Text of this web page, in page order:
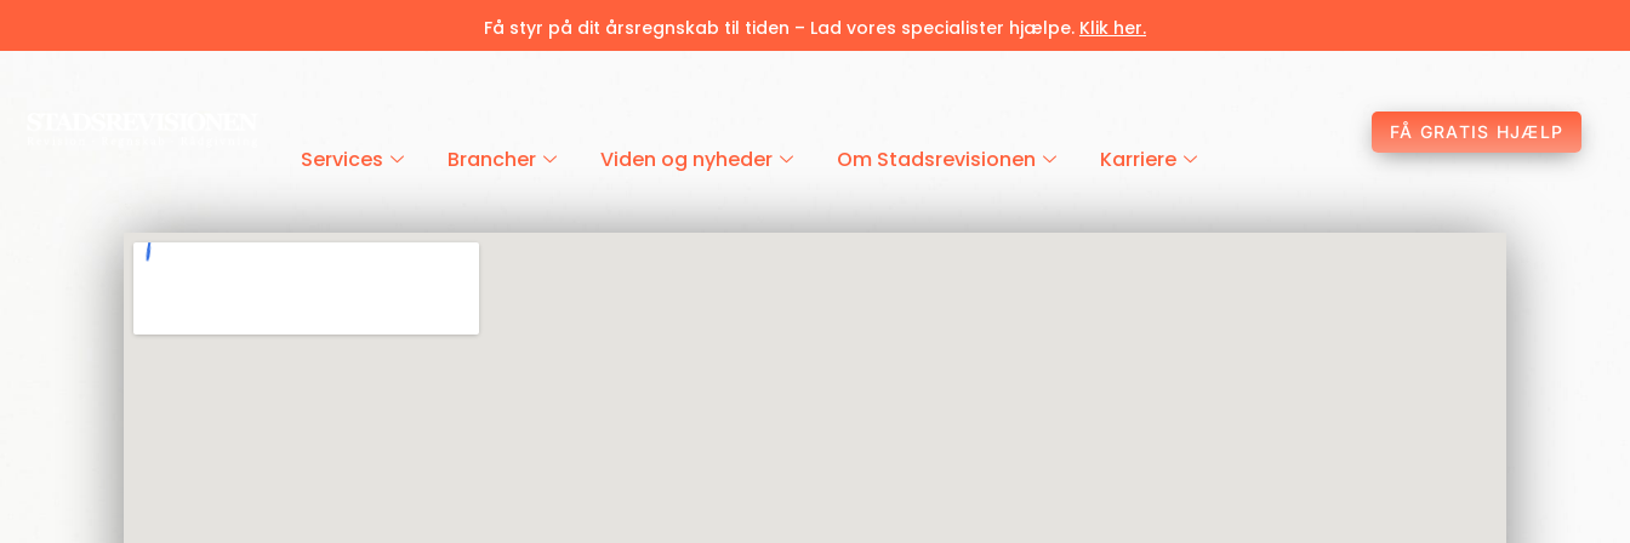
Få styr på dit årsregnskab til tiden – Lad vores specialister hjælpe. Klik her.
Services Brancher Viden og nyheder Om Stadsrevisionen Karriere
FÅ GRATIS HJÆLP